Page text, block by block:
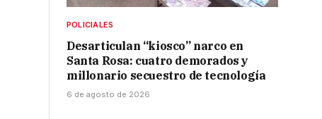
POLICIALES
Desarticulan “kiosco” narco en
Santa Rosa: cuatro demorados y
millonario secuestro de tecnología
6 de agosto de 2026